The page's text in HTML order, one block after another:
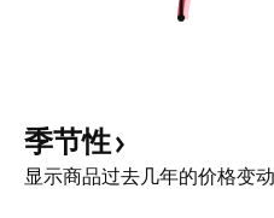
季节性
显示商品过去几年的价格变